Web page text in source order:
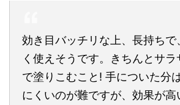
効き目バッチリな上、長持ちで
く使えそうです。きちんとサラ
で塗りこむこと! 手についた分
にくいのが難ですが、効果が高